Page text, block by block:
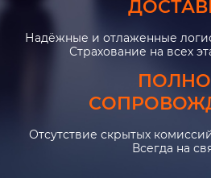
Надёжные и отлаженные
Страхование на всех
Отсутствие скрытых
Всегда на